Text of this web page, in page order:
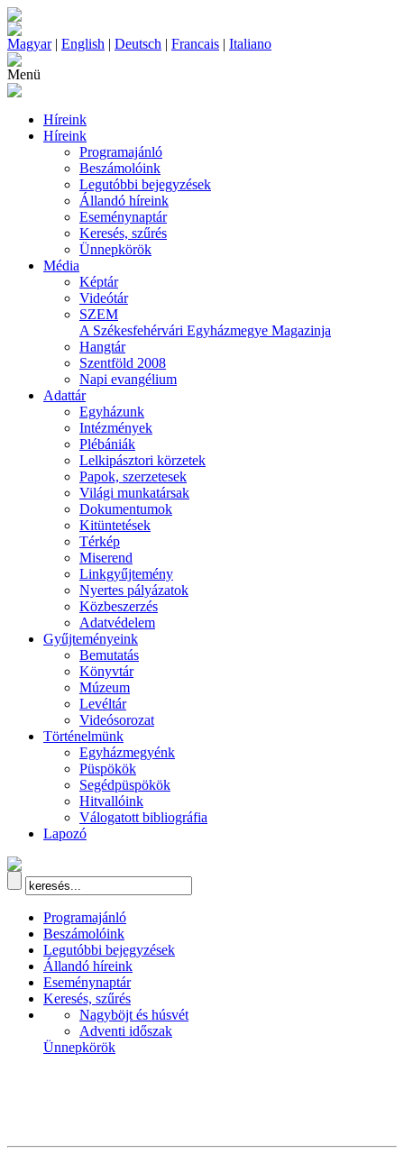
Magyar| English | Deutsch | Francais | Italiano
Menü
Híreink
Híreink
Programajánló
Beszámolóink
Legutóbbi bejegyzések
Állandó híreink
Eseménynaptár
Keresés, szűrés
Ünnepkörök
Média
Képtár
Videótár
SZEM
A Székesfehérvári Egyházmegye Magazinja
Hangtár
Szentföld 2008
Napi evangélium
Adattár
Egyházunk
Intézmények
Plébániák
Lelkipásztori körzetek
Papok, szerzetesek
Világi munkatársak
Dokumentumok
Kitüntetések
Térkép
Miserend
Linkgyűjtemény
Nyertes pályázatok
Közbeszerzés
Adatvédelem
Gyűjteményeink
Bemutatás
Könyvtár
Múzeum
Levéltár
Videósorozat
Történelmünk
Egyházmegyénk
Püspökök
Segédpüspökök
Hitvallóink
Válogatott bibliográfia
Lapozó
Programajánló
Beszámolóink
Legutóbbi bejegyzések
Állandó híreink
Eseménynaptár
Keresés, szűrés
Nagyböjt és húsvét
Adventi időszak
Ünnepkörök